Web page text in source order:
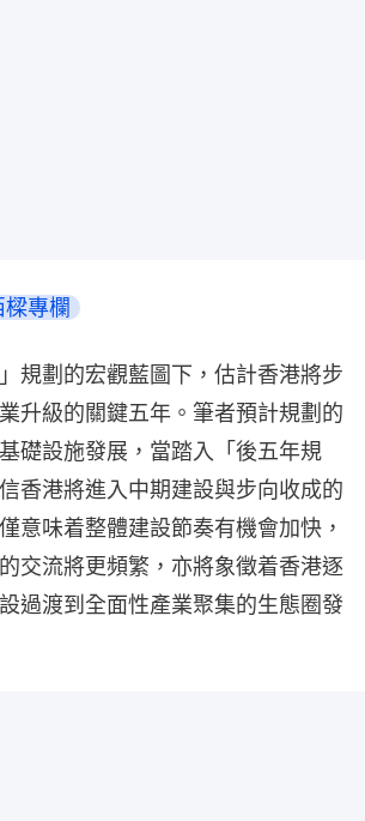
專欄
規劃的宏觀藍圖下，估計香港將步
升級的關鍵五年。筆者預計規劃的
礎設施發展，當踏入「後五年規
香港將進入中期建設與步向收成的
意味着整體建設節奏有機會加快，
交流將更頻繁，亦將象徵着香港逐
過渡到全面性產業聚集的生態圈發